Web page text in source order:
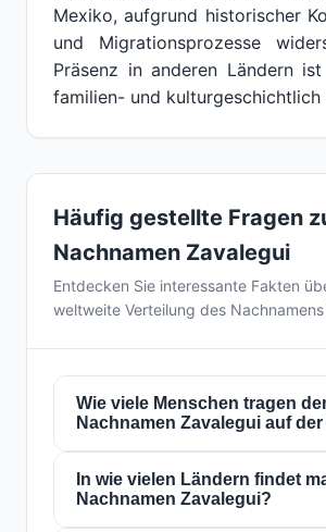
Mexiko, aufgrund historischer
und Migrationsprozesse
Präsenz in anderen Ländern
familien- und kulturgeschichtlich
Häufig gestellte Fragen
Nachnamen Zavalegui
Entdecken Sie interessante Fakten
weltweite Verteilung des
Wie viele Menschen tragen
Nachnamen Zavalegui auf der
Derzeit gibt es weltweit etwa142
mit dem NachnamenZavalegui
In wie vielen Ländern findet
Nachnamen Zavalegui?